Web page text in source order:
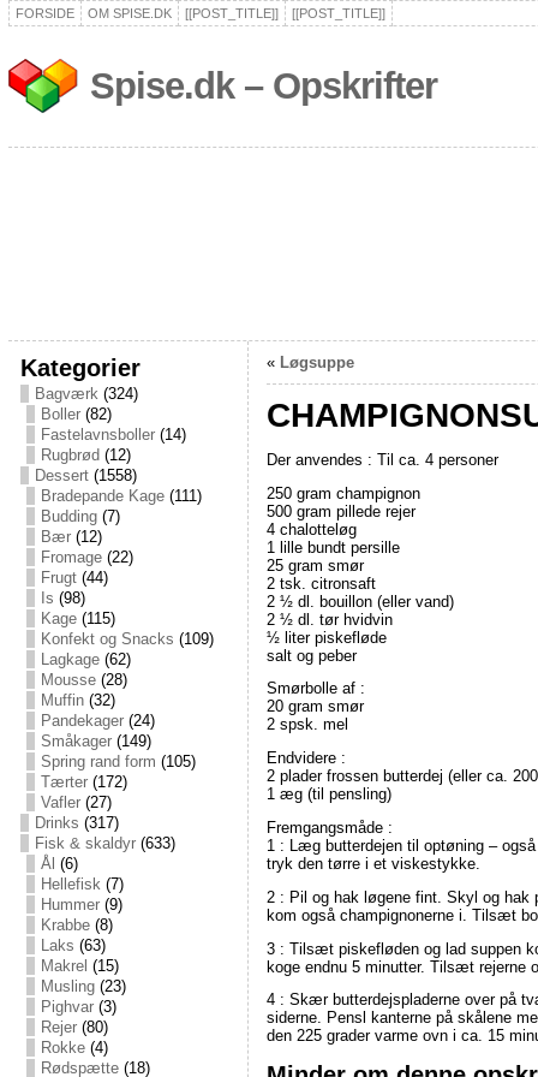
FORSIDE OM SPISE.DK [[POST_TITLE]] [[POST_TITLE]]
Spise.dk – Opskrifter
Kategorier
Bagværk(324)
Boller(82)
Fastelavnsboller(14)
Rugbrød (12)
Dessert(1558)
Bradepande Kage(111)
Budding(7)
Bær(12)
Fromage(22)
Frugt(44)
Is (98)
Kage(115)
Konfekt og Snacks (109)
Lagkage(62)
Mousse(28)
Muffin(32)
Pandekager(24)
Småkager(149)
Spring rand form (105)
Tærter(172)
Vafler(27)
Drinks (317)
Fisk & skaldyr(633)
Ål (6)
Hellefisk(7)
Hummer(9)
Krabbe(8)
Laks (63)
Makrel (15)
Musling(23)
Pighvar(3)
Rejer(80)
Rokke(4)
Rødspætte(18)
« Løgsuppe
Der anvendes : Til ca. 4 personer
250 gram champignon
500 gram pillede rejer
4 chalotteløg
1 lille bundt persille
25 gram smør
2 tsk. citronsaft
2 ½ dl. bouillon (eller vand)
2 ½ dl. tør hvidvin
½ liter piskefløde
salt og peber
Smørbolle af :
20 gram smør
2 spsk. mel
Endvidere :
2 plader frossen butterdej (eller ca.
1 æg (til pensling)
Fremgangsmåde :
1 : Læg butterdejen til optøning –
tryk den tørre i et viskestykke.
2 : Pil og hak løgene fint. Skyl og hak
kom også champignonerne i. Tilsæt
3 : Tilsæt piskefløden og lad suppen
koge endnu 5 minutter. Tilsæt rejerne
4 : Skær butterdejspladerne over på
siderne. Pensl kanterne på skålene
den 225 grader varme ovn i ca. 15